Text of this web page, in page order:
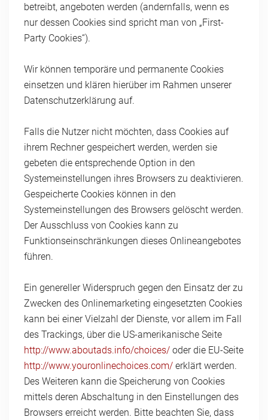
betreibt, angeboten werden (andernfalls, wenn es
nur dessen Cookies sind spricht man von „First-
Party Cookies“).
Wir können temporäre und permanente Cookies
einsetzen und klären hierüber im Rahmen unserer
Datenschutzerklärung auf.
Falls die Nutzer nicht möchten, dass Cookies auf
ihrem Rechner gespeichert werden, werden sie
gebeten die entsprechende Option in den
Systemeinstellungen ihres Browsers zu deaktivieren.
Gespeicherte Cookies können in den
Systemeinstellungen des Browsers gelöscht werden.
Der Ausschluss von Cookies kann zu
Funktionseinschränkungen dieses Onlineangebotes
führen.
Ein genereller Widerspruch gegen den Einsatz der zu
Zwecken des Onlinemarketing eingesetzten Cookies
kann bei einer Vielzahl der Dienste, vor allem im Fall
des Trackings, über die US-amerikanische Seite
http://www.aboutads.info/choices/ oder die EU-Seite
http://www.youronlinechoices.com/ erklärt werden.
Des Weiteren kann die Speicherung von Cookies
mittels deren Abschaltung in den Einstellungen des
Browsers erreicht werden. Bitte beachten Sie, dass